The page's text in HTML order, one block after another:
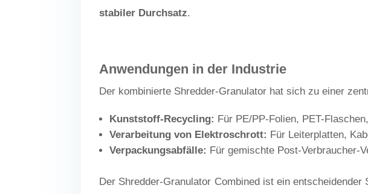
stabiler Durchsatz.
Anwendungen in der Industrie
Der kombinierte Shredder-Granulator hat sich zu einer
Kunststoff-Recycling: Für PE/PP-Folien, PET-
Verarbeitung von Elektroschrott: Für Leiterplatten,
Verpackungsabfälle: Für gemischte Post-Verbraucher-
Der Shredder-Granulator Combined ist ein